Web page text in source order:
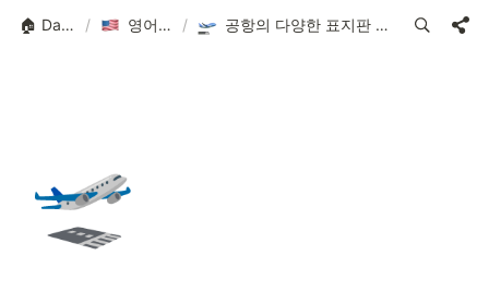
🏠 Dak.so / 영어 회화 / 공항의 다양한 표지판 영어 회화
🛫